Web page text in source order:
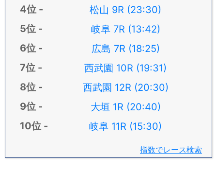
松山 9R (23:30)
岐阜 7R (13:42)
広島 7R (18:25)
西武園 10R (19:31)
西武園 12R (20:30)
大垣 1R (20:40)
岐阜 11R (15:30)
指数でレース検索